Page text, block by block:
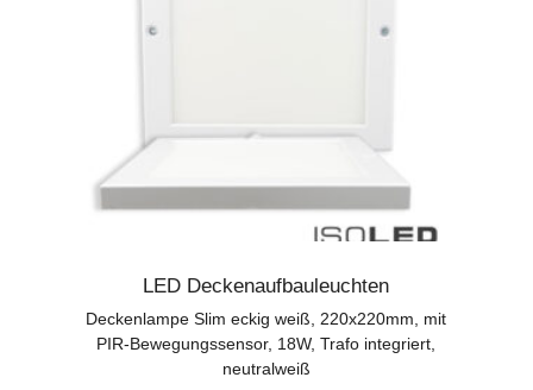
LED Deckenaufbauleuchten
Deckenlampe Slim eckig weiß, 220x220mm, mit
PIR-Bewegungssensor, 18W, Trafo integriert,
neutralweiß